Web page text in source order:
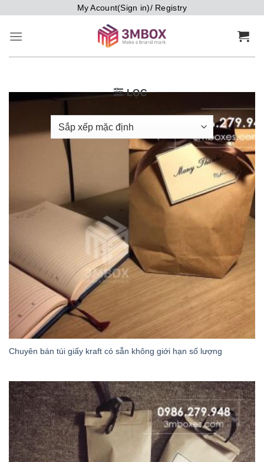
nội
My Acount(Sign in)/ Registry
LỌC
Chuyên bán túi giấy kraft có sẵn không giới hạn số lượng